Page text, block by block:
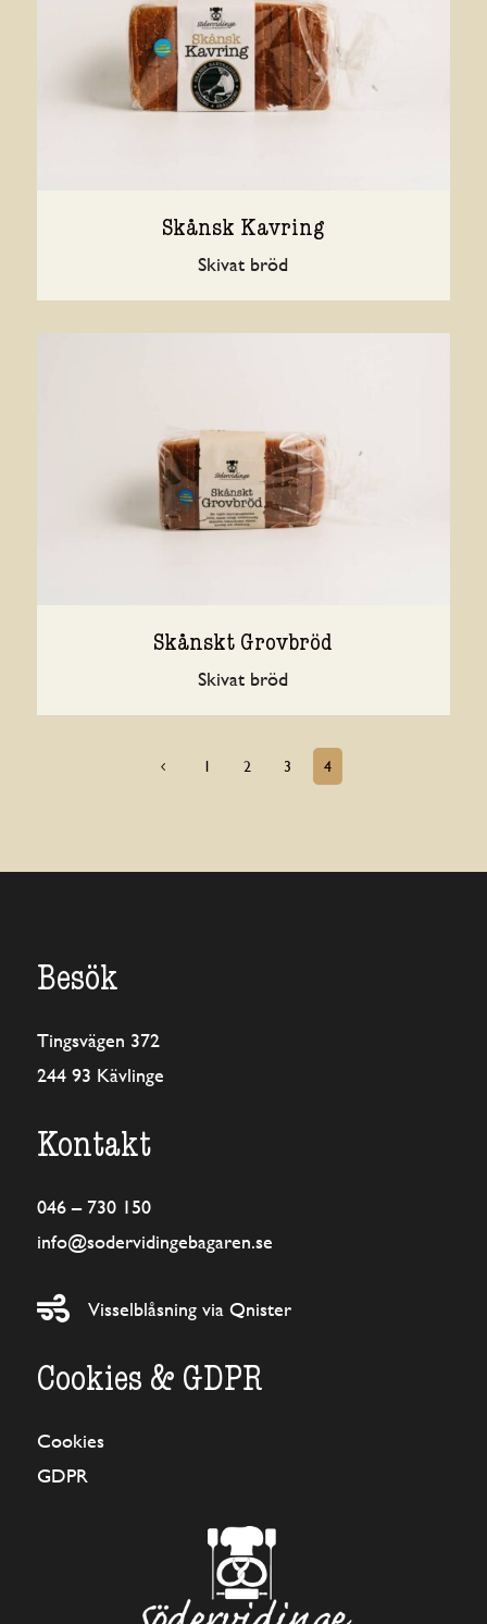
Skånsk Kavring
Skivat bröd
Skånskt Grovbröd
Skivat bröd
4 1 2 3 4
Besök
Tingsvägen 372
244 93 Kävlinge
Kontakt
046 – 730 150
info@sodervidingebagaren.se
 Visselblåsning via Qnister
Cookies & GDPR
Cookies
GDPR